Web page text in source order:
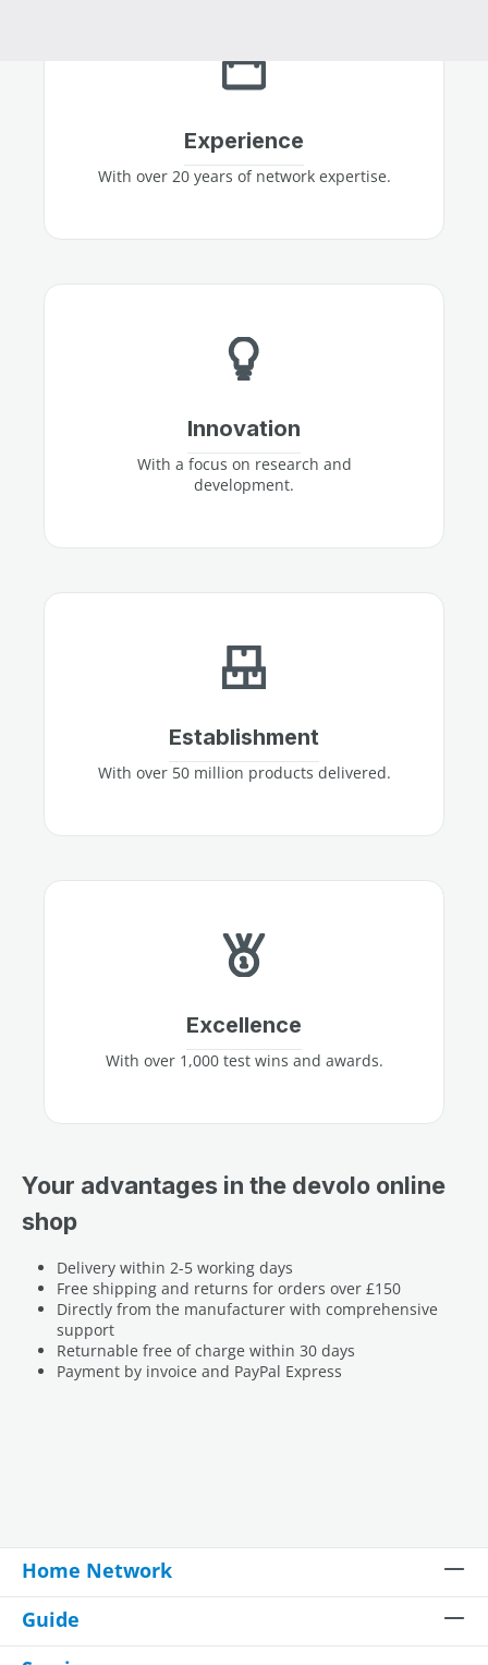
Experience
With over 20 years of network expertise.
Innovation
With a focus on research and
development.
Establishment
With over 50 million products delivered.
Excellence
With over 1,000 test wins and awards.
Your advantages in the devolo online
shop
Delivery within 2-5 working days
Free shipping and returns for orders over £150
Directly from the manufacturer with comprehensive
support
Returnable free of charge within 30 days
Payment by invoice and PayPal Express
Home Network
Guide